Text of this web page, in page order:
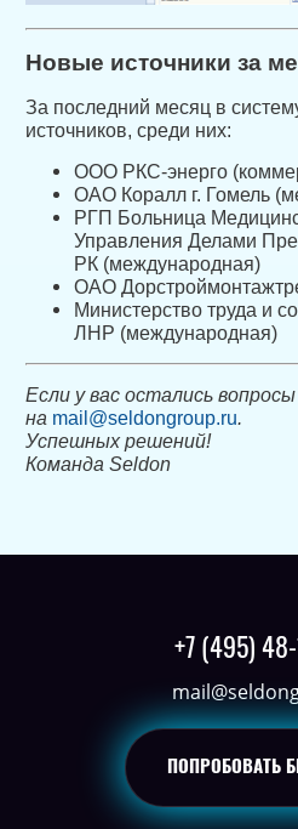
Новые источники за
За последний месяц в
источников, среди них:
ООО РКС-энерго
ОАО Коралл г. Гомель
РГП Больница
Управления Делами
РК (международная)
ОАО
Министерство труда и
ЛНР (международная)
Если у вас остались
на mail@seldongroup.ru.
Успешных решений!
Команда Seldon
+7 (495)
ПОПРОБОВАТЬ